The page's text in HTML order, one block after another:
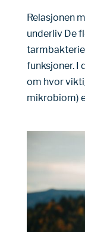
Relasjonen
underliv De
funksjoner. I
om hvor
mikrobiom)